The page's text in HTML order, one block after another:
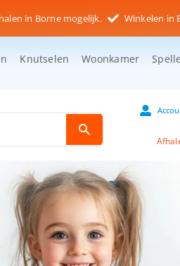
in Borne mogelijk. Winkelen in
Knutselen Woonkamer